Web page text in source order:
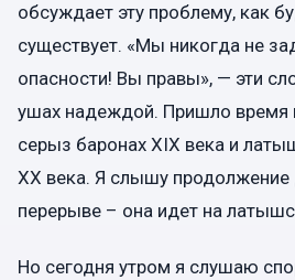
обсуждает эту проблему, как
существует. «Мы никогда не
опасности! Вы правы», — эти
ушах надеждой. Пришло время
серыз баронах XIX века и
ХХ века. Я слышу продолжение
перерыве – она идет на
Но сегодня утром я слушаю